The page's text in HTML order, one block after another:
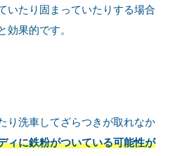
いたり固まっていたりする場合
効果的です。
り洗車してざらつきが取れなか
ィに鉄粉がついている可能性が